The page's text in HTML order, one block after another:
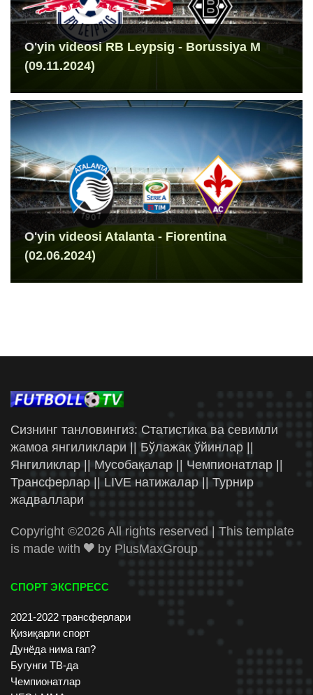
O'yin videosi RB Leypsig - Borussiya M
(09.11.2024)
O'yin videosi Atalanta - Fiorentina
(02.06.2024)
Сизнинг танловингиз: Статистика ва севимли
жамоа янгиликлари || Бўлажак ўйинлар ||
Янгиликлар || Мусобақалар || Чемпионатлар ||
Трансферлар || LIVE натижалар || Турнир
жадваллари
Copyright ©2026 All rights reserved | This template
is made with
by PlusMaxGroup
СПОРТ ЭКСПРЕСС
2021-2022 трансферлари
Қизиқарли спорт
Дунёда нима гап?
Бугунги ТВ-да
Чемпионатлар